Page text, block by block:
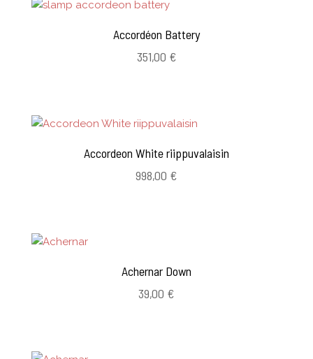
Accordéon Battery
351,00 €
Accordeon White riippuvalaisin
998,00 €
Achernar Down
39,00 €